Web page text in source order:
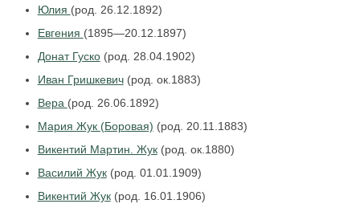
Юлия (род. 26.12.1892)
Евгения (1895—20.12.1897)
Донат Гуско(род. 28.04.1902)
Иван Гришкевич(род. ок.1883)
Вера (род. 26.06.1892)
Мария Жук (Боровая) (род. 20.11.1883)
Викентий Мартин. Жук(род. ок.1880)
Василий Жук(род. 01.01.1909)
Викентий Жук(род. 16.01.1906)